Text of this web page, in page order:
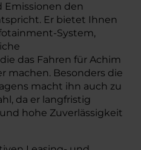
Emissionen den
Er bietet Ihnen
System,
das Fahren für Achim
machen. Besonders die
macht ihn auch zu
da er langfristig
hohe Zuverlässigkeit